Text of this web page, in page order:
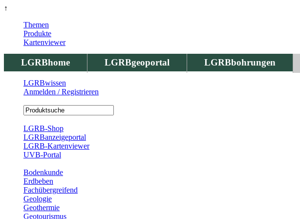
↑
LGRBhome LGRBgeoportal LGRBbohrungen
Themen
Produkte
Kartenviewer
LGRBwissen
Anmelden / Registrieren
LGRB-Shop
LGRBanzeigeportal
LGRB-Kartenviewer
UVB-Portal
Bodenkunde
Erdbeben
Fachübergreifend
Geologie
Geothermie
Geotourismus